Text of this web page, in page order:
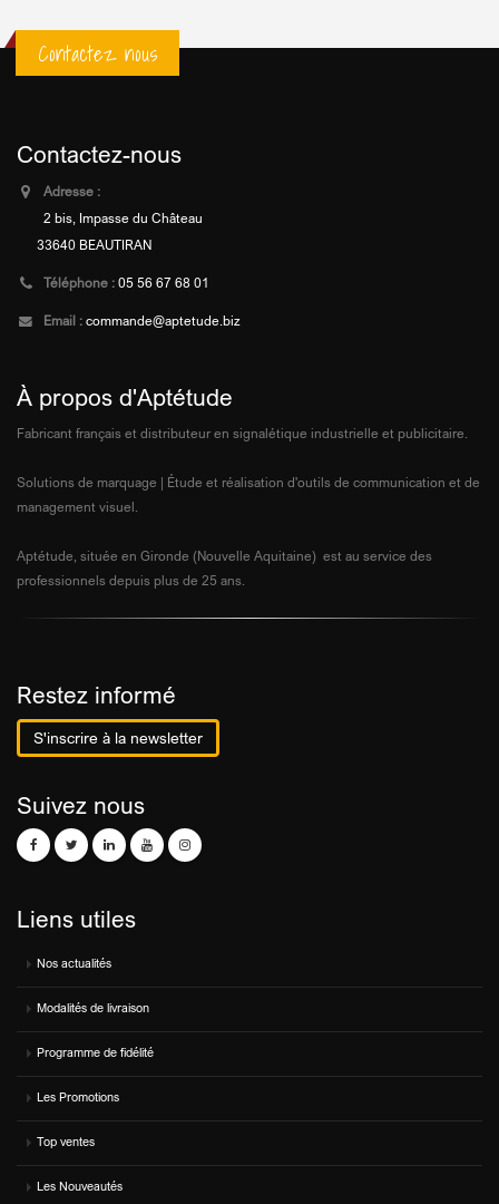
Contactez nous
Contactez-nous
Adresse :
2 bis, Impasse du Château
33640 BEAUTIRAN
Téléphone : 05 56 67 68 01
Email : commande@aptetude.biz
À propos d'Aptétude
Fabricant français et distributeur en signalétique industrielle et publicitaire.
Solutions de marquage | Étude et réalisation d'outils de communication et de
management visuel.
Aptétude, située en Gironde (Nouvelle Aquitaine) est au service des
professionnels depuis plus de 25 ans.
Restez informé
S'inscrire à la newsletter
Suivez nous
Liens utiles
Nos actualités
Modalités de livraison
Programme de fidélité
Les Promotions
Top ventes
Les Nouveautés